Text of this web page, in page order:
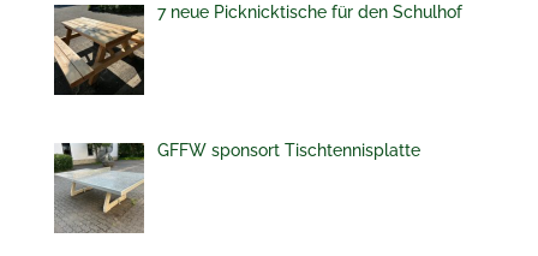
7 neue Picknicktische für den Schulhof
GFFW sponsort Tischtennisplatte